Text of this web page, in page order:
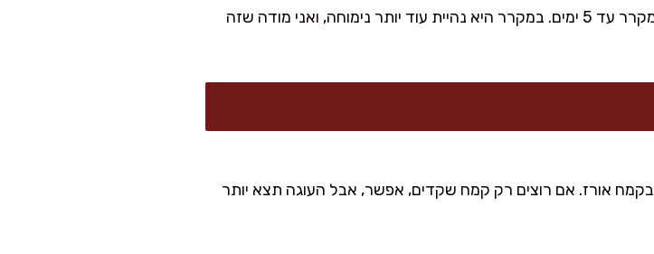
אחסון: בקופסה אטומה בטמפרטורת חדר עד יומיים, או במקרר עד 5 ימים. במקרר היא נהיית עוד יותר נימוחה, ואני מודה שזה
אורז. אם רוצים רק קמח שקדים, אפשר, אבל העוגה תצא יותר